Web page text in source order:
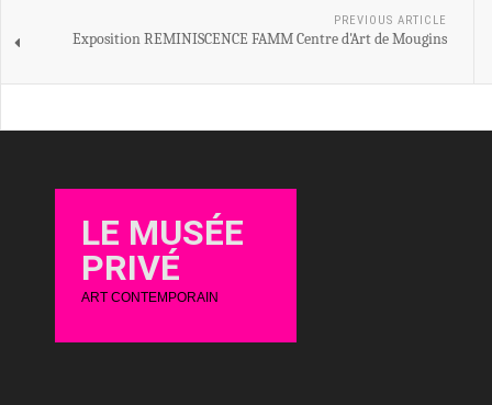
PREVIOUS ARTICLE
Exposition REMINISCENCE FAMM Centre d'Art de Mougins
LE MUSÉE
PRIVÉ
ART CONTEMPORAIN